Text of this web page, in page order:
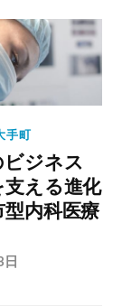
手町
ジネス
支える進化
内科医療